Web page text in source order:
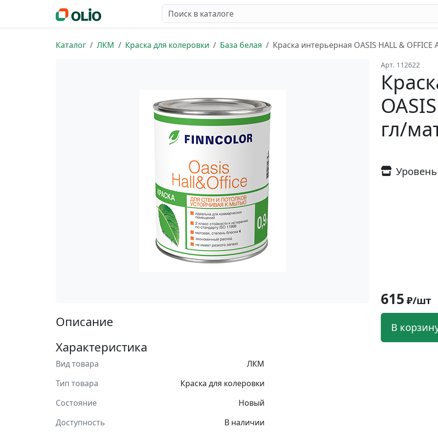
Каталог ЛКМ Краска для колеровки База белая Краска интерьерная OASIS HALL &
Описание
Характеристика
Вид товара
ЛКМ
Тип товара
Краска для колеровки
Состояние
Новый
Доступность
В наличии
Арт. 112622
гл/
615 ₽/шт
В